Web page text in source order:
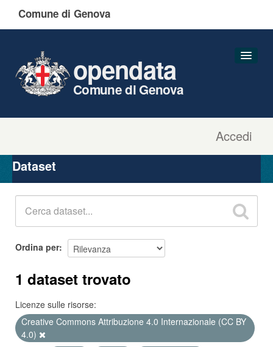
Comune di Genova
Accedi
opendata
Comune di Genova
Organizzazioni
Gruppi
Dataset
Ordina per
1 dataset trovato
Licenze sulle risorse:
Creative Commons Attribuzione 4.0 Internazionale (CC BY
4.0)